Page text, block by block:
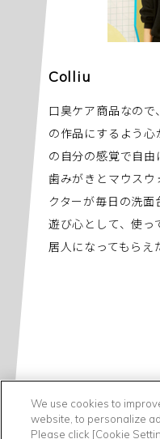
Colliu
口臭ケア商品なの
の作品にするよう
の自分の感覚で自由
歯みがきとマウス
クターが毎日の洗
遊び心として、使っ
居人になってもらえ
We use cookies to
website, to personalize
Please click [Cookie